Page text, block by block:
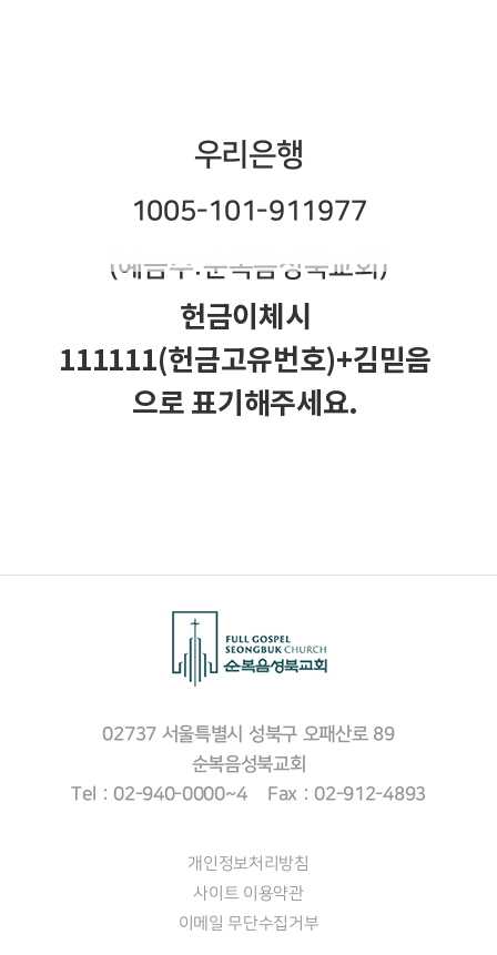
우리은행
1005-101-911977
(예금주:순복음성북교회)
헌금이체시
111111(헌금고유번호)+김믿음
으로 표기해주세요.
02737 서울특별시 성북구 오패산로 89
순복음성북교회
Tel : 02-940-0000~4 Fax : 02-912-4893
개인정보처리방침
사이트 이용약관
이메일 무단수집거부